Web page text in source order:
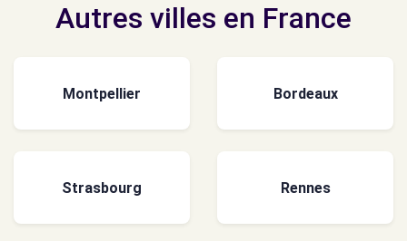
Autres villes en France
Montpellier Bordeaux
Strasbourg Rennes